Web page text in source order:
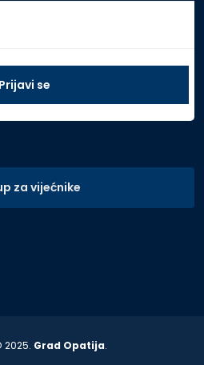
za vijećnike
Grad Opatija.